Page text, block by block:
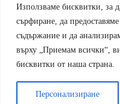
Използваме бисквитки, за
сърфиране, да
съдържание и да
върху „Приемам всички“,
бисквитки от наша страна.
Персонализиране
Всичко, което